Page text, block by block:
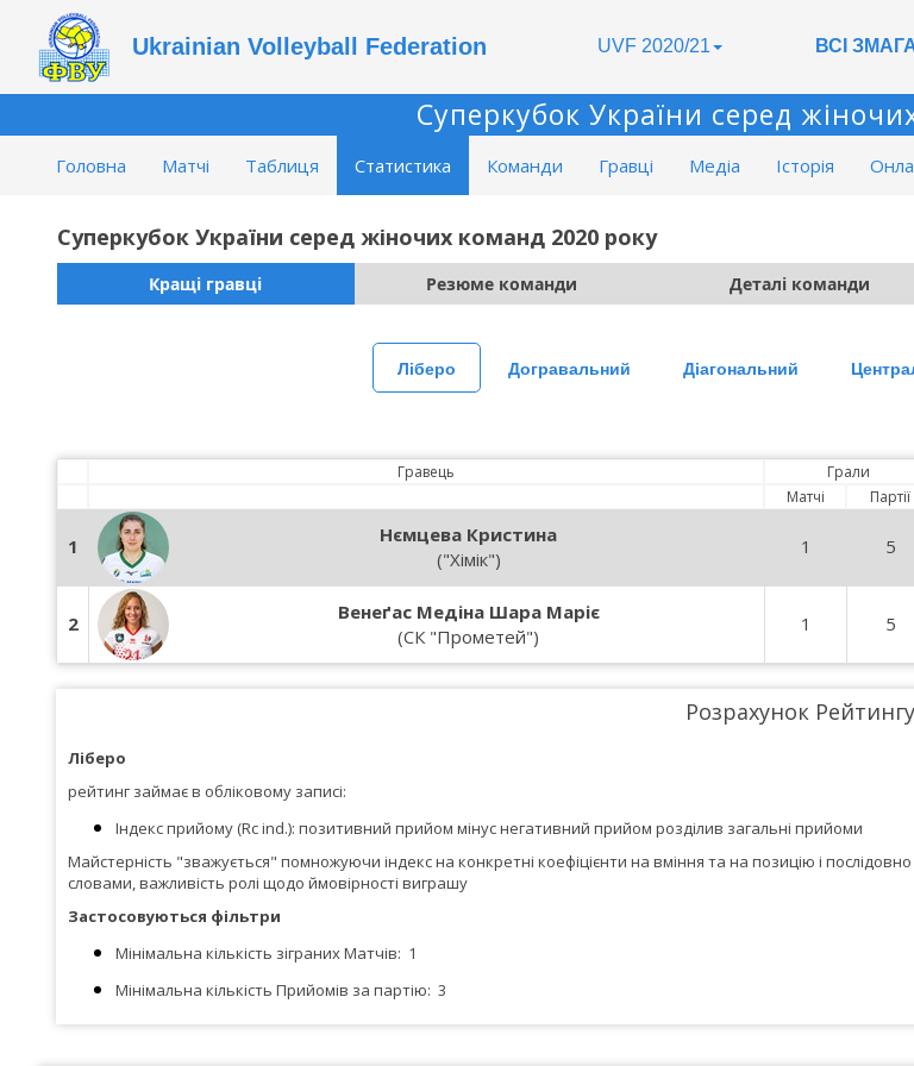
Ukrainian Volleyball Federation UVF 2020/21 ВСІ
Суперкубок України серед
Головна Матчі Таблиця Статистика Команди Гравці Медіа Історія
Суперкубок України серед жіночих команд 2020 року
Кращі гравці Резюме команди Деталі команди
Ліберо Догравальний Діагональний
Гравець Грали
Матчі
Партії
1
Нємцева Кристина
("Хімік")
1 5
2
Венеґас Медіна Шара Маріє
(СК "Прометей")
1 5
Розрахунок Рейтингу
Ліберо
рейтинг займає в обліковому записі:
Індекс прийому (Rc ind.): позитивний прийом мінус негативний прийом розділив загальні прийоми
Майстерність "зважується" помножуючи індекс на конкретні коефіцієнти на вміння та на позицію і
словами, важливість ролі щодо ймовірності виграшу
Застосовуються фільтри
Мінімальна кількість зіграних Матчів: 1
Мінімальна кількість Прийомів за партію: 3